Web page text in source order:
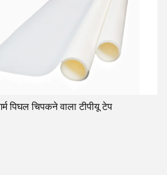
पिघल चिपकने वाला टीपीयू टेप